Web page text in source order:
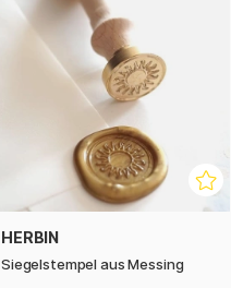
HERBIN
Siegelstempel aus Messing